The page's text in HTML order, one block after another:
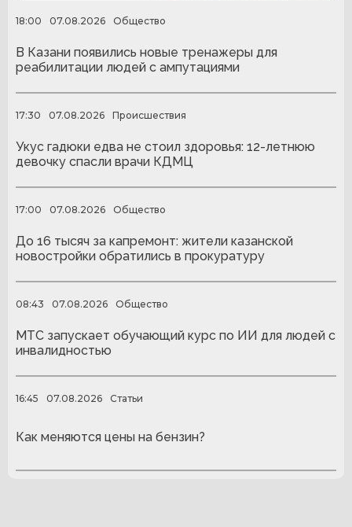
18:00 07.08.2026 Общество
В Казани появились новые тренажеры для
реабилитации людей с ампутациями
17:30 07.08.2026 Происшествия
Укус гадюки едва не стоил здоровья: 12-летнюю
девочку спасли врачи КДМЦ
17:00 07.08.2026 Общество
До 16 тысяч за капремонт: жители казанской
новостройки обратились в прокуратуру
08:43 07.08.2026 Общество
МТС запускает обучающий курс по ИИ для людей с
инвалидностью
16:45 07.08.2026 Статьи
Как меняются цены на бензин?